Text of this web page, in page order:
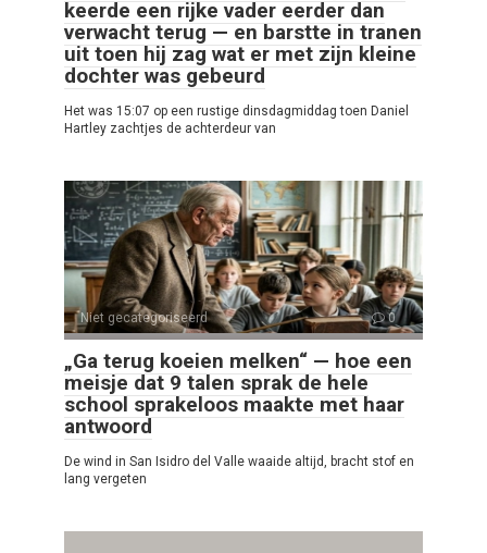
keerde een rijke vader eerder dan
verwacht terug — en barstte in tranen
uit toen hij zag wat er met zijn kleine
dochter was gebeurd
Het was 15:07 op een rustige dinsdagmiddag toen Daniel
Hartley zachtjes de achterdeur van
Niet gecategoriseerd 0
„Ga terug koeien melken“ — hoe een
meisje dat 9 talen sprak de hele
school sprakeloos maakte met haar
antwoord
De wind in San Isidro del Valle waaide altijd, bracht stof en
lang vergeten